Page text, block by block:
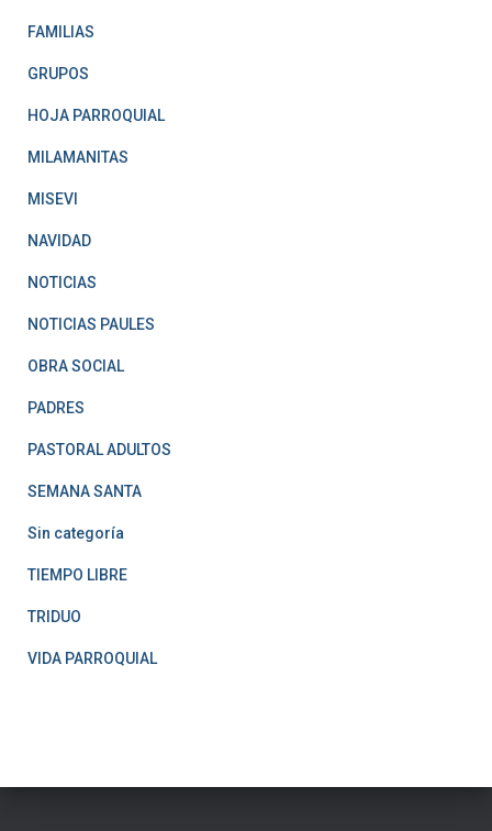
FAMILIAS
GRUPOS
HOJA PARROQUIAL
MILAMANITAS
MISEVI
NAVIDAD
NOTICIAS
NOTICIAS PAULES
OBRA SOCIAL
PADRES
PASTORAL ADULTOS
SEMANA SANTA
Sin categoría
TIEMPO LIBRE
TRIDUO
VIDA PARROQUIAL